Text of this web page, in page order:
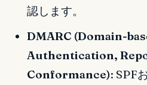
認します。
DMARC (Domain-
Authentication,
Conformance): SPF